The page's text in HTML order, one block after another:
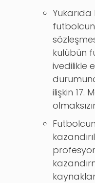
kulübün
ivedilikle
ilişkin 17.